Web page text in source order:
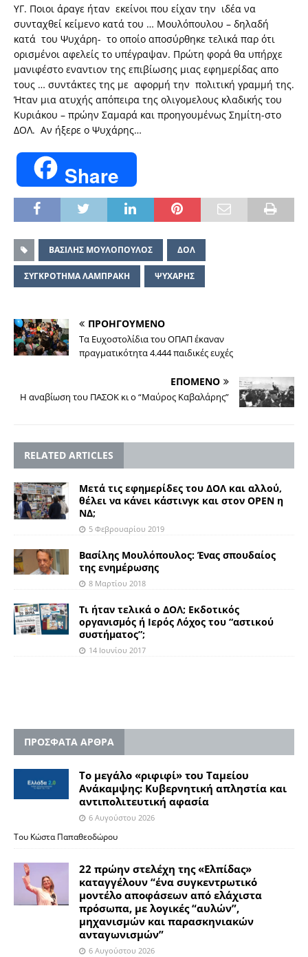
ΥΓ. Ποιοι άραγε ήταν εκείνοι που είχαν την ιδέα να
συνταχθεί κείμενο κατά του … Μουλόπουλου – δηλαδή
κατά του Ψυχάρη- το οποίο αποσύρθηκε τελικά παρ ότι
ορισμένοι αφελείς το υπέγραψαν. Πρώτη φορά θα υπήρχε
μανιφέστο εναντιον της επιβίωσης μιας εφημερίδας απο
τους … συντάκτες της με αφορμή την πολιτική γραμμή της.
Ήταν μια ατυχής απόπειρα της ολιγομελους κλαδικής του
Κυριάκου – πρώην Σαμαρά και προηγουμένως Σημίτη-στο
ΔΟΛ. Αν ήξερε ο Ψυχάρης…
Share
ΒΑΣΙΛΗΣ ΜΟΥΛΟΠΟΥΛΟΣ ΔΟΛ
ΣΥΓΚΡΟΤΗΜΑ ΛΑΜΠΡΑΚΗ ΨΥΧΑΡΗΣ
ΠΡΟΗΓΟΥΜΕΝΟ
Τα Ευχοστολίδια του ΟΠΑΠ έκαναν
πραγματικότητα 4.444 παιδικές ευχές
ΕΠΟΜΕΝΟ
Η αναβίωση του ΠΑΣΟΚ κι ο “Μαύρος Καβαλάρης”
RELATED ARTICLES
Μετά τις εφημερίδες του ΔΟΛ και αλλού,
θέλει να κάνει κάστινγκ και στον OPEN η
ΝΔ;
5 Φεβρουαρίου 2019
Βασίλης Μουλόπουλος: Ένας σπουδαίος
της ενημέρωσης
8 Μαρτίου 2018
Τι ήταν τελικά ο ΔΟΛ; Εκδοτικός
οργανισμός ή Ιερός Λόχος του “αστικού
συστήματος”;
14 Ιουνίου 2017
ΠΡΟΣΦΑΤΑ ΑΡΘΡΑ
Το μεγάλο «ριφιφί» του Ταμείου
Ανάκαμψης: Κυβερνητική απληστία και
αντιπολιτευτική αφασία
6 Αυγούστου 2026
Του Κώστα Παπαθεοδώρου
22 πρώην στελέχη της «Ελπίδας»
καταγγέλουν “ένα συγκεντρωτικό
μοντέλο αποφάσεων από ελάχιστα
πρόσωπα, με λογικές “αυλών”,
μηχανισμών και παρασκηνιακών
ανταγωνισμών”
6 Αυγούστου 2026